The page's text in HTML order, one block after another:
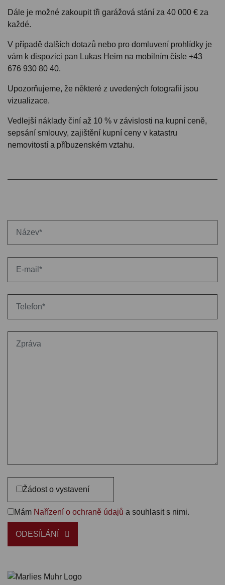
Dále je možné zakoupit tři garážová stání za 40 000 € za
každé.
V případě dalších dotazů nebo pro domluvení prohlídky je
vám k dispozici pan Lukas Heim na mobilním čísle +43
676 930 80 40.
Upozorňujeme, že některé z uvedených fotografií jsou
vizualizace.
Vedlejší náklady činí až 10 % v závislosti na kupní ceně,
sepsání smlouvy, zajištění kupní ceny v katastru
nemovitostí a příbuzenském vztahu.
Žádost o vystavení
Mám Nařízení o ochraně údajů a souhlasit s nimi.
ODESÍLÁNÍ